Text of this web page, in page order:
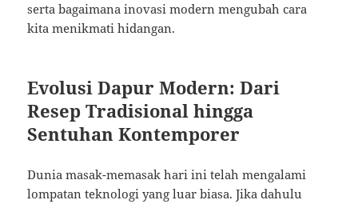
serta bagaimana inovasi modern mengubah cara
kita menikmati hidangan.
Evolusi Dapur Modern: Dari
Resep Tradisional hingga
Sentuhan Kontemporer
Dunia masak-memasak hari ini telah mengalami
lompatan teknologi yang luar biasa. Jika dahulu